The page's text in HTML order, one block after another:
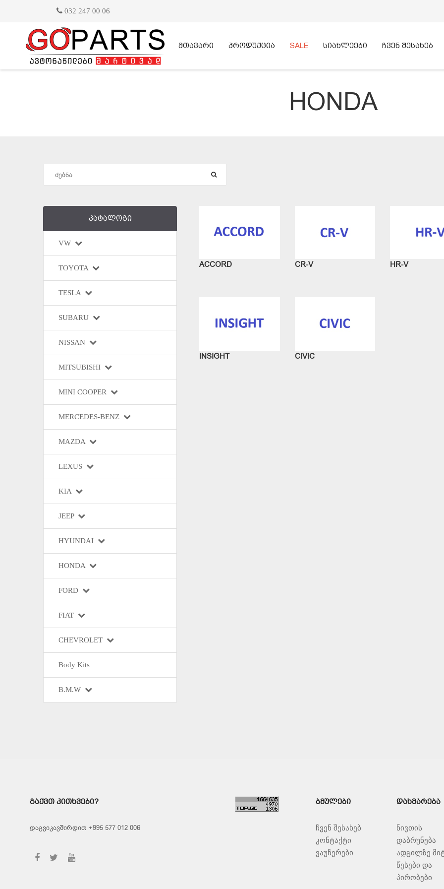
032 247 00 06
მთავარი პროდუქცია SALE სიახლეები ჩვენ შესახებ
HONDA
კატალოგი
VW
TOYOTA
TESLA
SUBARU
NISSAN
MITSUBISHI
MINI COOPER
MERCEDES-BENZ
MAZDA
LEXUS
KIA
JEEP
HYUNDAI
HONDA
FORD
FIAT
CHEVROLET
Body Kits
B.M.W
ACCORD CR-V HR-V
INSIGHT CIVIC
ᲒᲐᲥᲕᲗ ᲙᲘᲗᲮᲕᲔᲑᲘ?
დაგვიკავშირდით +995 577 012 006
ᲑᲛᲣᲚᲔᲑᲘ
ჩვენ შესახებ
კონტაქტი
ვაუჩერები
ᲓᲐᲮᲛᲐᲠᲔᲑᲐ
ნივთის
დაბრუნება
ადგილზე
წესები და
პირობები